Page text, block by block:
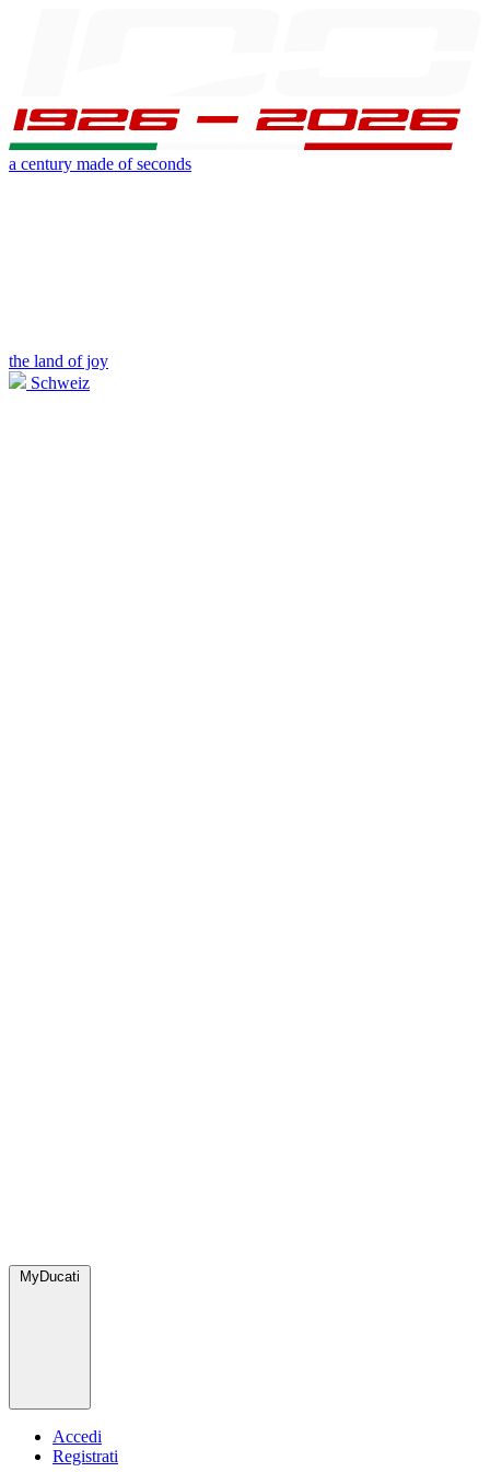
a century made of seconds
the land of joy
Schweiz
MyDucati
Accedi
Registrati